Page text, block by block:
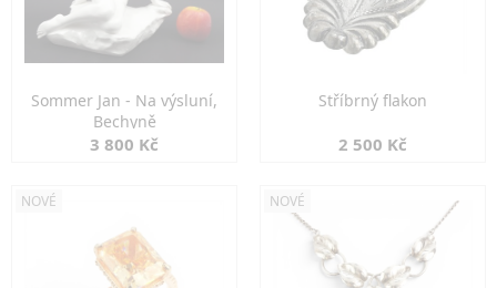
Sommer Jan - Na výsluní,
Bechyně
3 800 Kč
Stříbrný flakon
2 500 Kč
NOVÉ NOVÉ